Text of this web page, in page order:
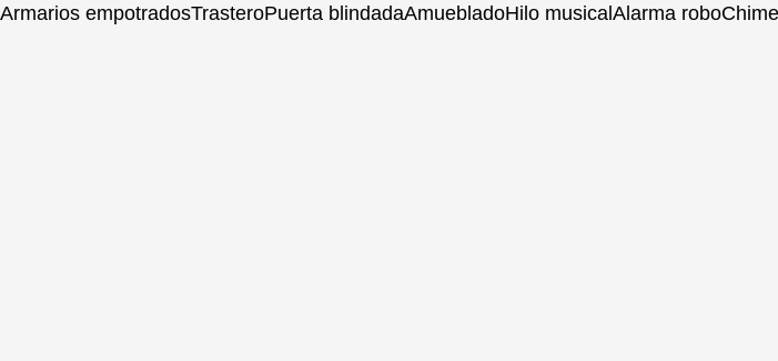
Armarios empotradosTrasteroPuerta blindadaAmuebladoHilo musicalAlarma robo